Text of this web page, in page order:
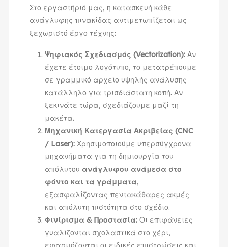
Στο εργαστήριό μας, η κατασκευή κάθε
ανάγλυφης πινακίδας αντιμετωπίζεται ως
ξεχωριστό έργο τέχνης:
Ψηφιακός Σχεδιασμός (Vectorization):Αν
έχετε έτοιμο λογότυπο, το μετατρέπουμε
σε γραμμικό αρχείο υψηλής ανάλυσης
κατάλληλο για τρισδιάστατη κοπή. Αν
ξεκινάτε τώρα, σχεδιάζουμε μαζί τη
μακέτα.
Μηχανική Κατεργασία Ακριβείας (CNC
/ Laser):Χρησιμοποιούμε υπερσύγχρονα
μηχανήματα για τη δημιουργία του
απόλυτου ανάγλυφου ανάμεσα στο
φόντο και τα γράμματα,
εξασφαλίζοντας πεντακάθαρες ακμές
και απόλυτη πιστότητα στο σχέδιο.
Φινίρισμα & Προστασία:Οι επιφάνειες
γυαλίζονται σχολαστικά στο χέρι,